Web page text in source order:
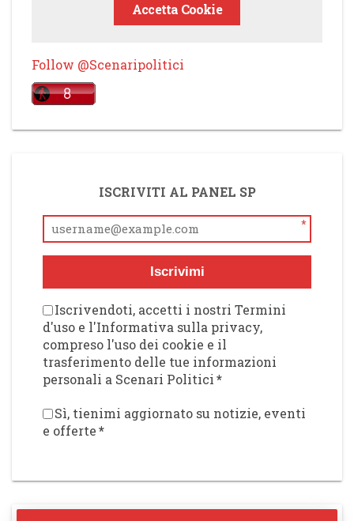
Accetta Cookie
Follow @Scenaripolitici
ISCRIVITI AL PANEL SP
*
Iscrivimi
Iscrivendoti, accetti i nostri Termini
d'uso e l'Informativa sulla privacy,
compreso l'uso dei cookie e il
trasferimento delle tue informazioni
personali a Scenari Politici*
Sì, tienimi aggiornato su notizie, eventi
e offerte*